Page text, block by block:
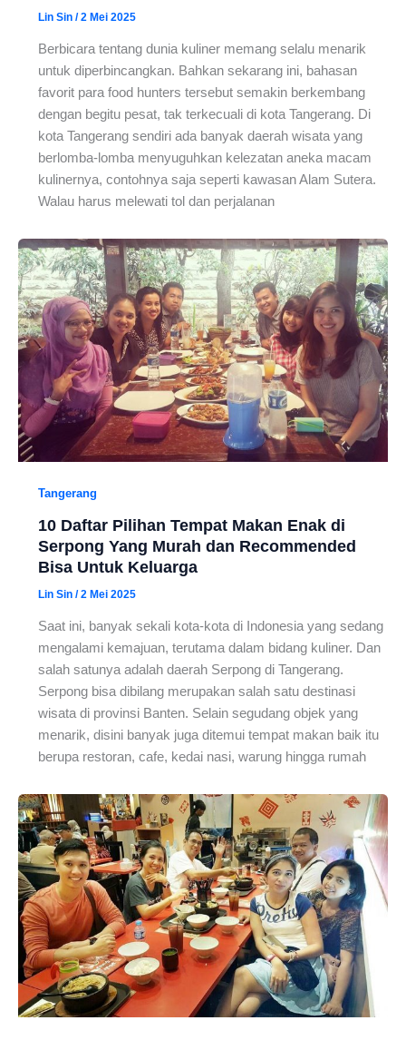
Lin Sin /2 Mei 2025
Berbicara tentang dunia kuliner memang selalu menarik
untuk diperbincangkan. Bahkan sekarang ini, bahasan
favorit para food hunters tersebut semakin berkembang
dengan begitu pesat, tak terkecuali di kota Tangerang. Di
kota Tangerang sendiri ada banyak daerah wisata yang
berlomba-lomba menyuguhkan kelezatan aneka macam
kulinernya, contohnya saja seperti kawasan Alam Sutera.
Walau harus melewati tol dan perjalanan
Tangerang
10 Daftar Pilihan Tempat Makan Enak di
Serpong Yang Murah dan Recommended
Bisa Untuk Keluarga
Lin Sin /2 Mei 2025
Saat ini, banyak sekali kota-kota di Indonesia yang sedang
mengalami kemajuan, terutama dalam bidang kuliner. Dan
salah satunya adalah daerah Serpong di Tangerang.
Serpong bisa dibilang merupakan salah satu destinasi
wisata di provinsi Banten. Selain segudang objek yang
menarik, disini banyak juga ditemui tempat makan baik itu
berupa restoran, cafe, kedai nasi, warung hingga rumah